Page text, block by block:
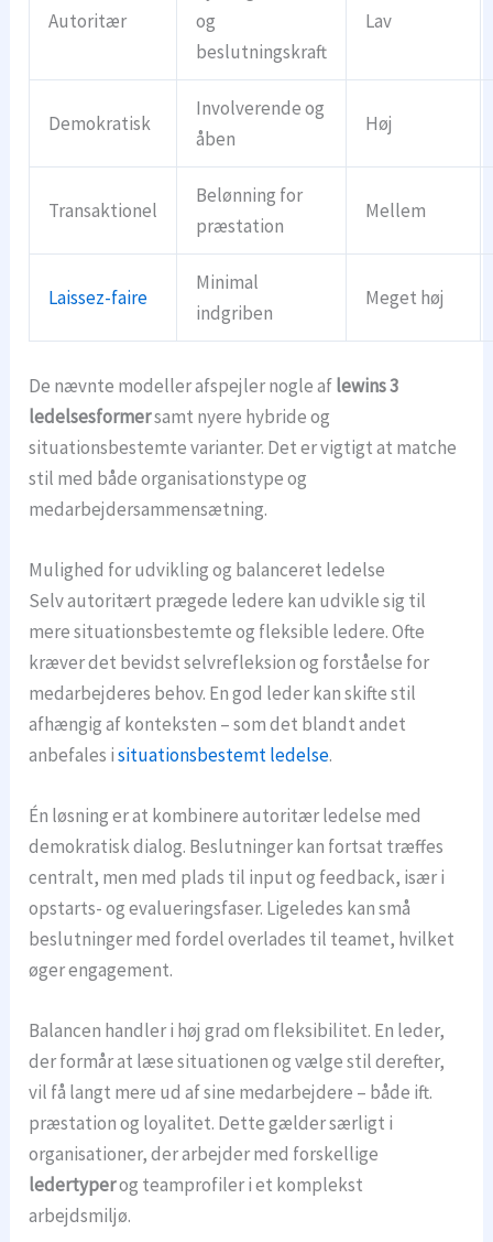
Autoritær
og
beslutningskraft
Lav
Demokratisk
Involverende og
åben
Høj
Transaktionel
Belønning for
præstation
Mellem
Laissez-faire
Minimal
indgriben
Meget høj
De nævnte modeller afspejler nogle aflewins 3
ledelsesformersamt nyere hybride og
situationsbestemte varianter. Det er vigtigt at matche
stil med både organisationstype og
medarbejdersammensætning.
Mulighed for udvikling og balanceret ledelse
Selv autoritært prægede ledere kan udvikle sig til
mere situationsbestemte og fleksible ledere. Ofte
kræver det bevidst selvrefleksion og forståelse for
medarbejderes behov. En god leder kan skifte stil
afhængig af konteksten – som det blandt andet
anbefales isituationsbestemt ledelse.
Én løsning er at kombinere autoritær ledelse med
demokratisk dialog. Beslutninger kan fortsat træffes
centralt, men med plads til input og feedback, især i
opstarts- og evalueringsfaser. Ligeledes kan små
beslutninger med fordel overlades til teamet, hvilket
øger engagement.
Balancen handler i høj grad om fleksibilitet. En leder,
der formår at læse situationen og vælge stil derefter,
vil få langt mere ud af sine medarbejdere – både ift.
præstation og loyalitet. Dette gælder særligt i
organisationer, der arbejder med forskellige
ledertyperog teamprofiler i et komplekst
arbejdsmiljø.